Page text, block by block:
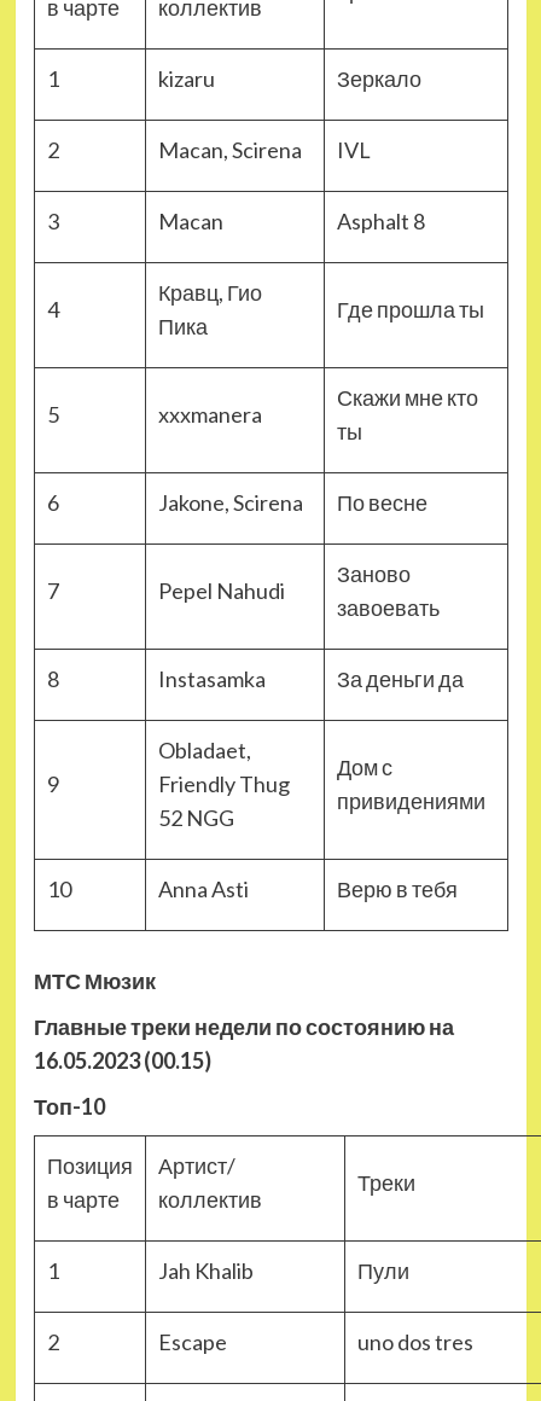
в чарте коллектив
1 kizaru Зеркало
2 Macan, Scirena IVL
3 Macan Asphalt 8
4
Кравц, Гио
Пика
Где прошла ты
5 xxxmanera
Скажи мне кто
ты
6 Jakone, Scirena По весне
7 Pepel Nahudi
Заново
завоевать
8 Instasamka За деньги да
9
Obladaet,
Friendly Thug
52 NGG
Дом с
привидениями
10 Anna Asti Верю в тебя
МТС Мюзик
Главные треки недели по состоянию на
16.05.2023 (00.15)
Топ-10
Позиция
в чарте
Артист/
коллектив
Треки
1 Jah Khalib Пули
2 Escape uno dos tres